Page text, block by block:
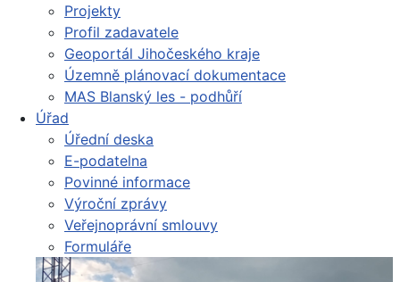
Projekty
Profil zadavatele
Geoportál Jihočeského kraje
Územně plánovací dokumentace
MAS Blanský les - podhůří
Úřad
Úřední deska
E-podatelna
Povinné informace
Výroční zprávy
Veřejnoprávní smlouvy
Formuláře